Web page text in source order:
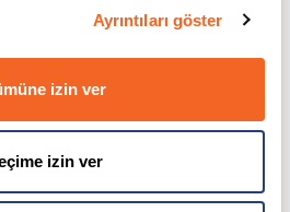
Ayrıntıları göster
izin ver
izin ver
şartları:
sahip olmak.
ikisinde de 2.7’nin aşağısına
6.5 puan ya da TOEFL’dan
21 puan alacak
89 puan almak.